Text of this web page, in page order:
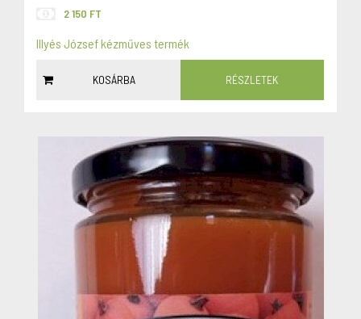
2 150 FT
Illyés József kézműves termék
KOSÁRBA RÉSZLETEK